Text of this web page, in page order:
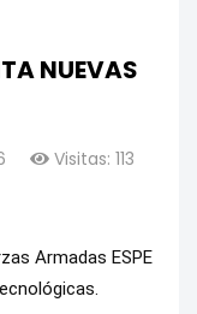
NUEVAS
Visitas: 113
Armadas ESPE